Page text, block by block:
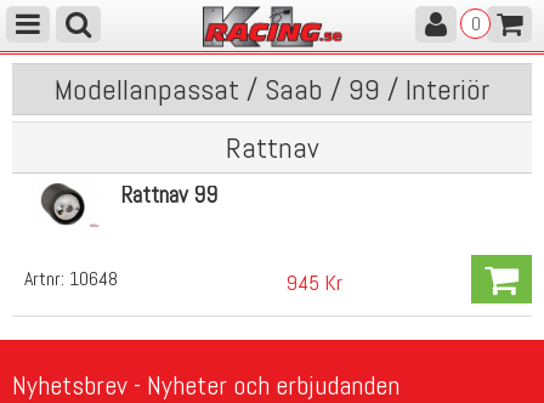
0
Modellanpassat / Saab / 99 / Interiör
Rattnav
Artnr: 10648
Rattnav 99
945 Kr
Nyhetsbrev - Nyheter och erbjudanden